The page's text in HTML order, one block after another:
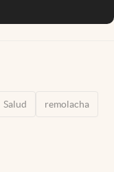
Salud remolacha